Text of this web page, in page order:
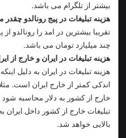
بیشتر از تلگرام می باشد.
هزینه تبلیغات در پیج رونالدو
تقریبا بیشترین در امد را رونالدو
چند میلیارد تومان می باشد.
هزینه تبلیغات در ایران و خارج از
هزینه تبلیغات در ایران به دلیل
اندکی کمتر از خارج ایران است.
خارج از کشور به دلار محاسبه
تبلیغات خارج از کشور داخل
بالایی خواهد شد.